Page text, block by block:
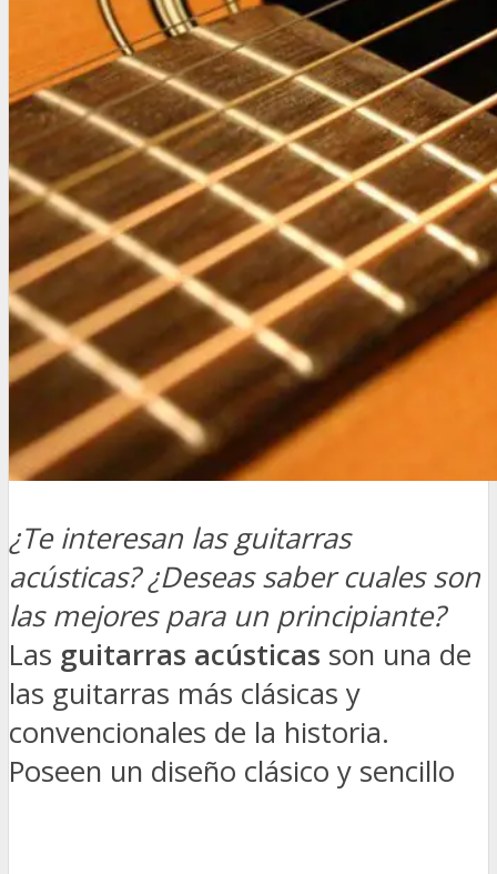
¿Te interesan las guitarras
acústicas? ¿Deseas saber cuales son
las mejores para un principiante?
Las guitarras acústicas son una de
las guitarras más clásicas y
convencionales de la historia.
Poseen un diseño clásico y sencillo